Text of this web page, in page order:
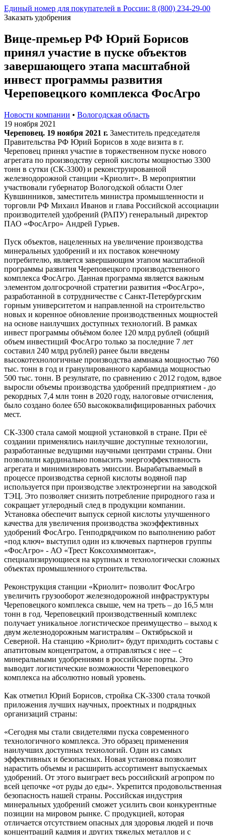
Единый номер для покупателей в России: 8 (800) 234-29-00
Заказать удобрения
Вице-премьер РФ Юрий Борисов
принял участие в пуске объектов
завершающего этапа масштабной
инвест программы развития
Череповецкого комплекса ФосАгро
Новости компании • Вологодская область
19 ноября 2021
Череповец. 19 ноября 2021 г. Заместитель председателя
Правительства РФ Юрий Борисов в ходе визита в г.
Череповец принял участие в торжественном пуске нового
агрегата по производству серной кислоты мощностью 3300
тонн в сутки (СК-3300) и реконструированной
железнодорожной станции «Криолит». В мероприятии
участвовали губернатор Вологодской области Олег
Кувшинников, заместитель министра промышленности и
торговли РФ Михаил Иванов и глава Российской ассоциации
производителей удобрений (РАПУ) генеральный директор
ПАО «ФосАгро» Андрей Гурьев.
Пуск объектов, нацеленных на увеличение производства
минеральных удобрений и их поставок конечному
потребителю, является завершающим этапом масштабной
программы развития Череповецкого производственного
комплекса ФосАгро. Данная программа является важным
элементом долгосрочной стратегии развития «ФосАгро»,
разработанной в сотрудничестве с Санкт-Петербургским
горным университетом и направленной на строительство
новых и коренное обновление производственных мощностей
на основе наилучших доступных технологий. В рамках
инвест программы объёмом более 120 млрд рублей (общий
объем инвестиций ФосАгро только за последние 7 лет
составил 240 млрд рублей) ранее были введены
высокотехнологичные производства аммиака мощностью 760
тыс. тонн в год и гранулированного карбамида мощностью
500 тыс. тонн. В результате, по сравнению с 2012 годом, вдвое
выросли объемы производства удобрений предприятием - до
рекордных 7,4 млн тонн в 2020 году, налоговые отчисления,
было создано более 650 высококвалифицированных рабочих
мест.
СК-3300 стала самой мощной установкой в стране. При её
создании применялись наилучшие доступные технологии,
разработанные ведущими научными центрами страны. Они
позволили кардинально повысить энергоэффективность
агрегата и минимизировать эмиссии. Вырабатываемый в
процессе производства серной кислоты водяной пар
используется при производстве электроэнергии на заводской
ТЭЦ. Это позволяет снизить потребление природного газа и
сокращает углеродный след в продукции компании.
Установка обеспечит выпуск серной кислоты улучшенного
качества для увеличения производства экоэффективных
удобрений ФосАгро. Генподрядчиком по выполнению работ
«под ключ» выступил один из ключевых партнеров группы
«ФосАгро» - АО «Трест Коксохиммонтаж»,
специализирующиеся на крупных и технологически сложных
объектах промышленного строительства.
Реконструкция станции «Криолит» позволит ФосАгро
увеличить грузооборот железнодорожной инфраструктуры
Череповецкого комплекса свыше, чем на треть – до 16,5 млн
тонн в год. Череповецкий производственный комплекс
получает уникальное логистическое преимущество – выход к
двум железнодорожным магистралям – Октябрьской и
Северной. На станцию «Криолит» будут приходить составы с
апатитовым концентратом, а отправляться с нее – с
минеральными удобрениями в российские порты. Это
выводит логистические возможности Череповецкого
комплекса на абсолютно новый уровень.
Как отметил Юрий Борисов, стройка СК-3300 стала точкой
приложения лучших научных, проектных и подрядных
организаций страны:
«Сегодня мы стали свидетелями пуска современного
технологичного комплекса. Это образец применения
наилучших доступных технологий. Один из самых
эффективных и безопасных. Новая установка позволит
нарастить объемы и расширить ассортимент выпускаемых
удобрений. От этого выиграет весь российский агропром по
всей цепочке «от руды до еды». Укрепится продовольственная
безопасность нашей страны. Российская индустрия
минеральных удобрений сможет усилить свои конкурентные
позиции на мировом рынке. С продукцией, которая
отличается отсутствием опасных для здоровья людей и почв
концентраций кадмия и других тяжелых металлов и с